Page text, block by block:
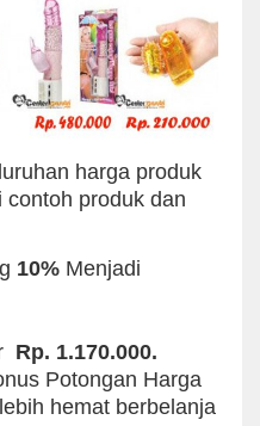
harga produk
produk dan
10% Menjadi
Rp. 1.170.000.
Potongan Harga
hemat berbelanja